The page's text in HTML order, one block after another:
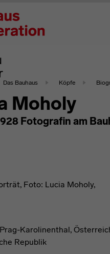
Das Bauhaus Köpfe
Moholy
Fotografin am
Karolinenthal,
Republik